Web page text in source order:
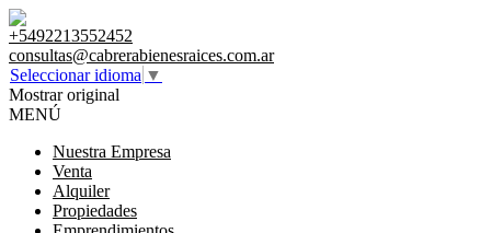
+5492213552452
consultas@cabrerabienesraices.com.ar
Seleccionar idioma ▼
Mostrar original
MENÚ
Nuestra Empresa
Venta
Alquiler
Propiedades